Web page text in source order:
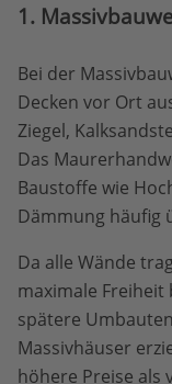
1.
Bei der
Decken vor Ort
Ziegel,
Das
Baustoffe wie
Dämmung häufig
Da alle Wände
maximale
spätere
Massivhäuser
höhere Preise als